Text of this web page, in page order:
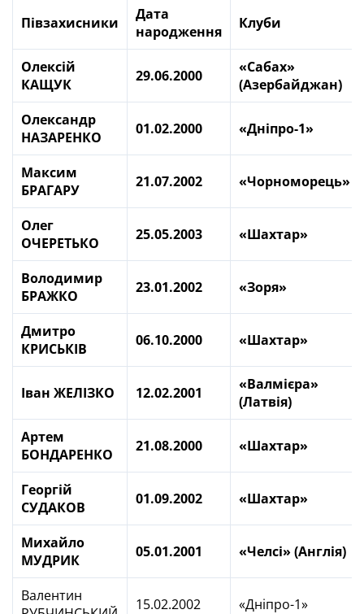
Півзахисники
Дата
народження
Клуби
Олексій
КАЩУК
29.06.2000
«Сабах»
(Азербайджан)
Олександр
НАЗАРЕНКО
01.02.2000 «Дніпро-1»
Максим
БРАГАРУ
21.07.2002 «Чорноморець»
Олег
ОЧЕРЕТЬКО
25.05.2003 «Шахтар»
Володимир
БРАЖКО
23.01.2002 «Зоря»
Дмитро
КРИСЬКІВ
06.10.2000 «Шахтар»
Іван ЖЕЛІЗКО 12.02.2001
«Валмієра»
(Латвія)
Артем
БОНДАРЕНКО
21.08.2000 «Шахтар»
Георгій
СУДАКОВ
01.09.2002 «Шахтар»
Михайло
МУДРИК
05.01.2001 «Челсі» (Англія)
Валентин
15.02.2002 «Дніпро-1»